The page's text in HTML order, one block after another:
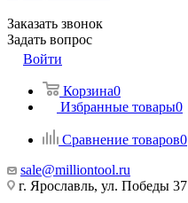
Заказать звонок
Задать вопрос
Войти
Корзина0
Избранные товары0
Сравнение товаров0
sale@milliontool.ru
г. Ярославль, ул. Победы 37